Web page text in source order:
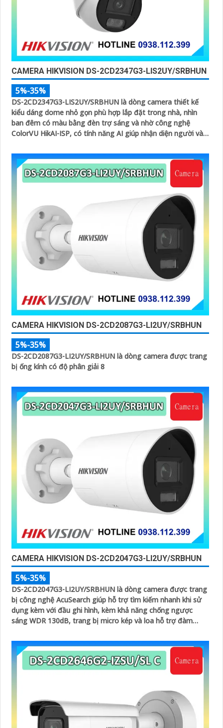
CAMERA HIKVISION DS-2CD2347G3-LIS2UY/SRBHUN
5%-35%
DS-2CD2347G3-LIS2UY/SRBHUN là dòng camera thiết kế
kiểu dáng dome nhỏ gọn phù hợp lắp đặt trong nhà, nhìn
ban đêm có màu bằng đèn trợ sáng và nhờ công nghệ
ColorVU HikAI-ISP, có tính năng AI giúp nhận diện người và
CAMERA HIKVISION DS-2CD2087G3-LI2UY/SRBHUN
5%-35%
DS-2CD2087G3-LI2UY/SRBHUN là dòng camera được trang
bị ống kính có độ phân giải 8
CAMERA HIKVISION DS-2CD2047G3-LI2UY/SRBHUN
5%-35%
DS-2CD2047G3-LI2UY/SRBHUN là dòng camera được trang
bị công nghệ AcuSearch giúp hỗ trợ tìm kiếm nhanh khi sử
dụng kèm với đầu ghi hình, kèm khả năng chống ngược
sáng WDR 130dB, trang bị micro kép và loa hỗ trợ đàm